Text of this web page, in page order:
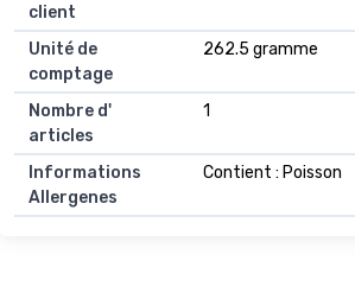
client
Unité de
comptage
262.5 gramme
Nombre d'
articles
1
Informations
Allergenes
Contient : Poisson